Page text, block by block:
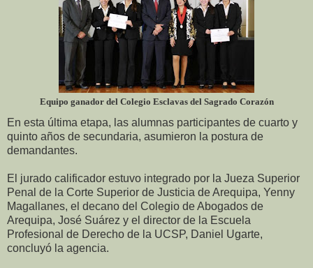
Equipo ganador del Colegio Esclavas del Sagrado Corazón
En esta última etapa, las alumnas participantes de cuarto y
quinto años de secundaria, asumieron la postura de
demandantes.
El jurado calificador estuvo integrado por la Jueza Superior
Penal de la Corte Superior de Justicia de Arequipa, Yenny
Magallanes, el decano del Colegio de Abogados de
Arequipa, José Suárez y el director de la Escuela
Profesional de Derecho de la UCSP, Daniel Ugarte,
concluyó la agencia.